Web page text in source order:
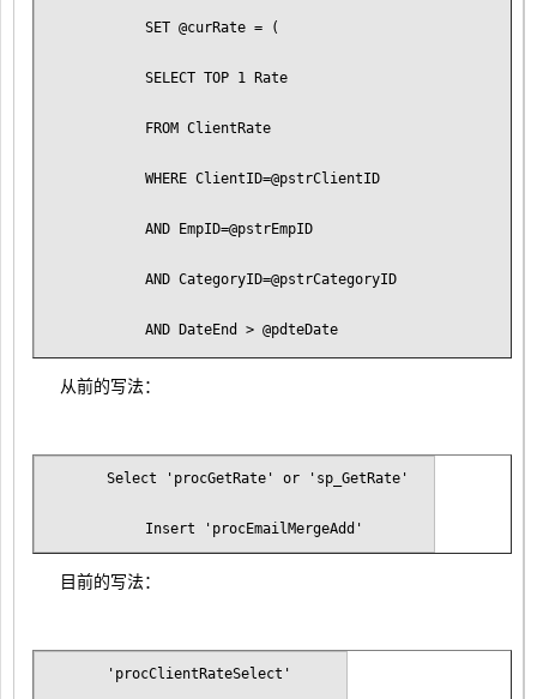
        SET @curRate = (
        SELECT TOP 1 Rate
        FROM ClientRate
        WHERE ClientID=@pstrClientID
        AND EmpID=@pstrEmpID
        AND CategoryID=@pstrCategoryID
        AND DateEnd > @pdteDate
        ORDER BY DateEnd
        IF @curRate IS NULL
        (
从前的写法：
Select 'procGetRate' or 'sp_GetRate'
        Insert 'procEmailMergeAdd'
目前的写法：
'procClientRateSelect'